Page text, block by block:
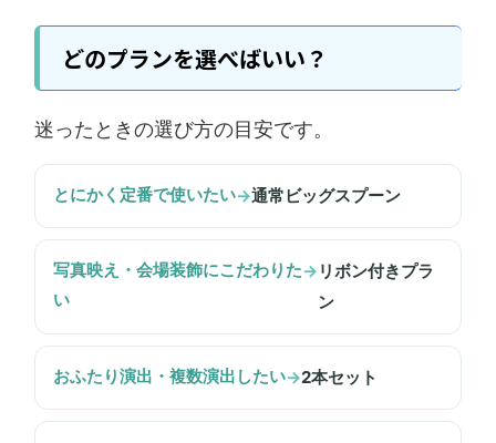
どのプランを選べばいい？
迷ったときの選び方の目安です。
とにかく定番で使いたい→通常ビッグスプーン
写真映え・会場装飾にこだわりた
い
→ リボン付きプラ
ン
おふたり演出・複数演出したい→2本セット